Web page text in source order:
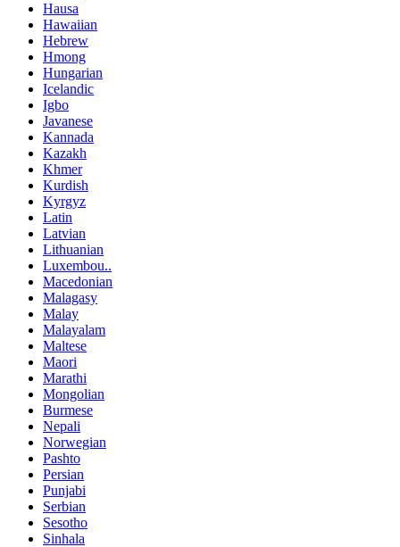
Hausa
Hawaiian
Hebrew
Hmong
Hungarian
Icelandic
Igbo
Javanese
Kannada
Kazakh
Khmer
Kurdish
Kyrgyz
Latin
Latvian
Lithuanian
Luxembou..
Macedonian
Malagasy
Malay
Malayalam
Maltese
Maori
Marathi
Mongolian
Burmese
Nepali
Norwegian
Pashto
Persian
Punjabi
Serbian
Sesotho
Sinhala